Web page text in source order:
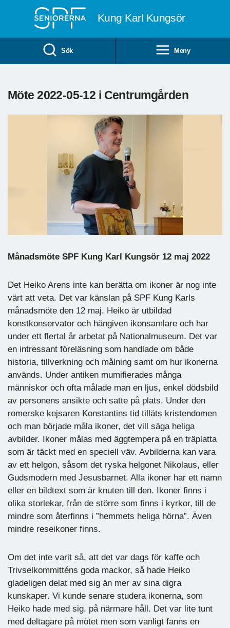
Kung Karl Kungsör
Sök Meny
Möte 2022-05-12 i Centrumgården
Månadsmöte SPF Kung Karl Kungsör 12 maj 2022
Det Heiko Arens inte kan berätta om ikoner är nog inte
värt att veta. Det var känslan på SPF Kung Karls
månadsmöte den 12 maj. Heiko är utbildad
konstkonservator och hängiven ikonsamlare och har
under ett flertal år arbetat på Nationalmuseum. Det var
en intressant föreläsning som handlade om både
historia, tillverkning och målning samt om hur ikonerna
används. Under antiken mumifierades många
människor och ofta målade man en ljus, enkel dödsbild
av personens ansikte och satte på plats. Under den
romerske kejsaren Konstantins tid tilläts kristendomen
och man började måla ikoner, det vill säga heliga
avbilder. Ikoner målas med äggtempera på en träplatta
som är täckt med en speciell väv. Avbilderna kan vara
av ett helgon, såsom det ryska helgonet Nikolaus, eller
Gudsmodern med Jesusbarnet. Alla ikoner har ett namn
eller en bildtext som är knuten till den. Ikoner finns i
olika storlekar, från de större som finns i kyrkor, till de
mindre som återfinns i ”hemmets heliga hörna”. Även
mindre reseikoner finns.
Om det inte varit så, att det var dags för kaffe och
Trivselkommitténs goda mackor, så hade Heiko
gladeligen delat med sig än mer av sina digra
kunskaper. Vi kunde senare studera ikonerna, som
Heiko hade med sig, på närmare håll. Det var lite tunt
med deltagare på mötet men som vanligt fanns en